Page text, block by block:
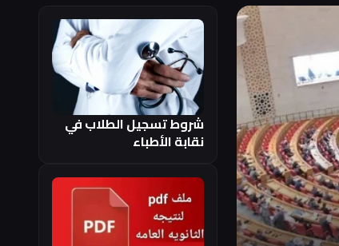
شروط تسجيل الطلاب في
نقابة الأطباء